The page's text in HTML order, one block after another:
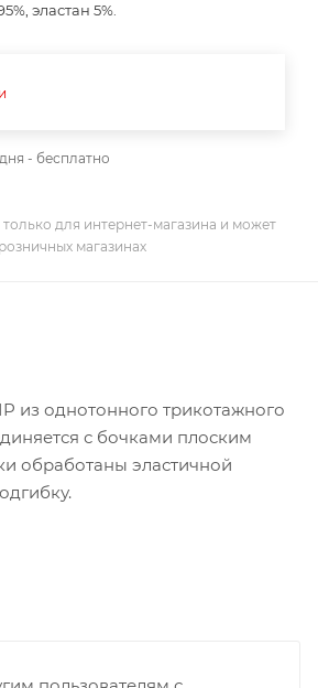
эластан 5%.
- бесплатно
для интернет-магазина и может
магазинах
из однотонного трикотажного
с бочками плоским
обработаны эластичной